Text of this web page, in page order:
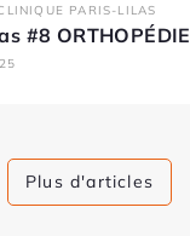
PARIS-LILAS
#8 ORTHOPÉDIE
Plus d'articles